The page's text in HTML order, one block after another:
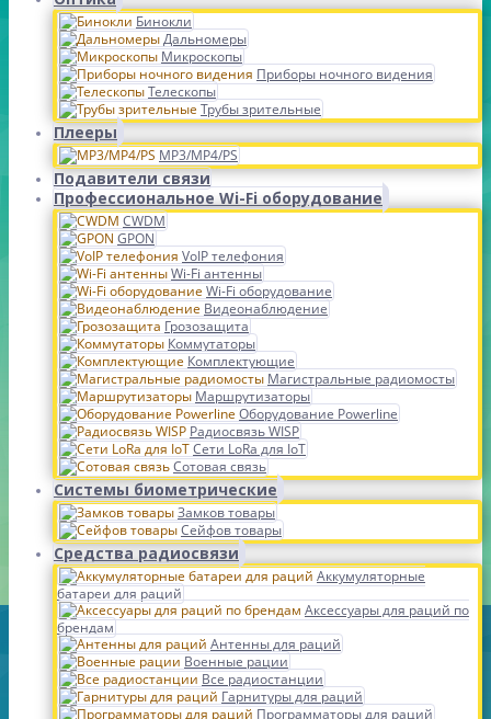
Бинокли
Дальномеры
Микроскопы
Приборы ночного видения
Телескопы
Трубы зрительные
Плееры
MP3/MP4/PS
Подавители связи
Профессиональное Wi-Fi оборудование
CWDM
GPON
VoIP телефония
Wi-Fi антенны
Wi-Fi оборудование
Видеонаблюдение
Грозозащита
Коммутаторы
Комплектующие
Магистральные радиомосты
Маршрутизаторы
Оборудование Powerline
Радиосвязь WISP
Сети LoRa для IoT
Сотовая связь
Системы биометрические
Замков товары
Сейфов товары
Средства радиосвязи
Аккумуляторные
батареи для раций
Аксессуары для раций по
брендам
Антенны для раций
Военные рации
Все радиостанции
Гарнитуры для раций
Программаторы для раций